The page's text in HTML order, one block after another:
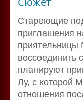
Стареющие
приглашения
воссоединить
планируют
Лу, с которой
отношения